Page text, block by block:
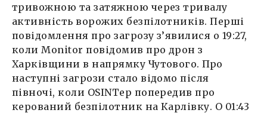
тривожною та затяжною через тривалу
активність ворожих безпілотників. Перші
повідомлення про загрозу з’явилися о 19:27,
коли Monitor повідомив про дрон з
Харківщини в напрямку Чутового. Про
наступні загрози стало відомо після
півночі, коли OSINTер попередив про
керований безпілотник на Карлівку. О 01:43